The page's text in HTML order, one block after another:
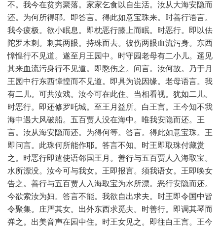
不。我今在贫穷聚落。家家乞食以自生活。汝从大海安隐而
还。为何所得耶。即答言。得此如意宝珠来。时善行语言。
我今疲极。欲小眠息。即枕恶行膝上而眠。时恶行。即以佉
陀罗木刺。刺其两眼。持珠而去。彼伤两眼血流污身。东西
慞惶行不见道。遂至月王园中。时守园老母有二小儿。遥见
其来血流污身行不见道。即愍伤之。问言。汝何故。乃于月
王园中行东西慞惶而不见道。即具为说因缘。老母语言。我
有二儿。可共汝戏。汝今可在此住。当相看视。犹如二儿。
时恶行。即还修罗吒城。至王月益所。白王言。王今知不我
海中遇大风破船。五百贾人没在海中。唯我安隐而还。王
言。汝从海安隐而还。为得何等。答言。得此如意宝珠。王
即问言。此珠何所能作耶。答言不知。时王即取珠付藏赏
之。时恶行即遣使语邻国王月。善行与五百贾人入海取宝。
水所漂没。汝今可与我女。王即报言。须我语女。王即唤女
告之。善行与五百贾人入海取宝为水所漂。恶行安隐而还。
今欲索汝为妇。答言不能。我欲自出求夫。时王即令国中皆
令聚集。庄严其女。出外东西求觅夫。时善行。即调其琴而
弹之。出美音声在园中住。时王女见之。即往白王言。王今